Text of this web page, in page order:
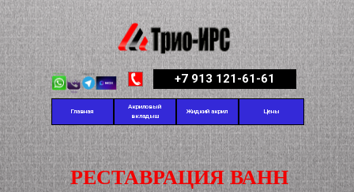
+7 913 121-61-61
Главная
Акриловый
вкладыш
Цены
Жидкий акрил
РЕСТАВРАЦИЯ ВАНН